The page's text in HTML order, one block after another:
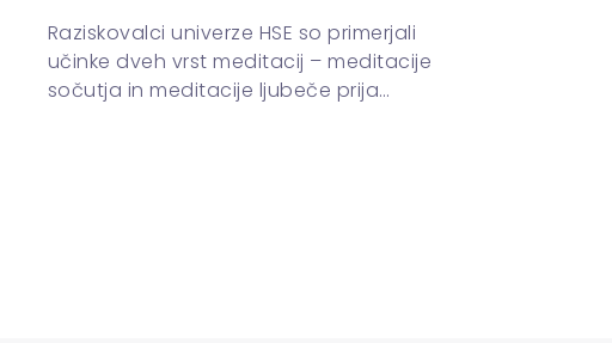
Raziskovalci univerze HSE so primerjali
učinke dveh vrst meditacij – meditacije
sočutja in meditacije ljubeče prija…